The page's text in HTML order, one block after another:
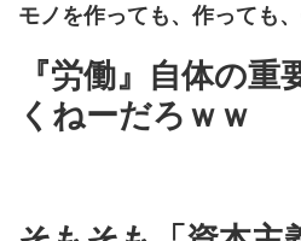
モノを作っても、作っても
『労働』自体の
くねーだろｗｗ